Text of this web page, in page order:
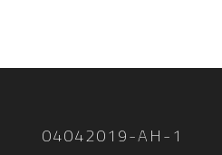
04042019-AH-1